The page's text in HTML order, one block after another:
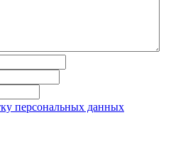
персональных данных